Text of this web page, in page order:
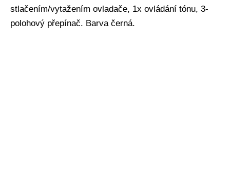
stlačením/vytažením ovladače, 1x ovládání tónu, 3-
polohový přepínač. Barva černá.